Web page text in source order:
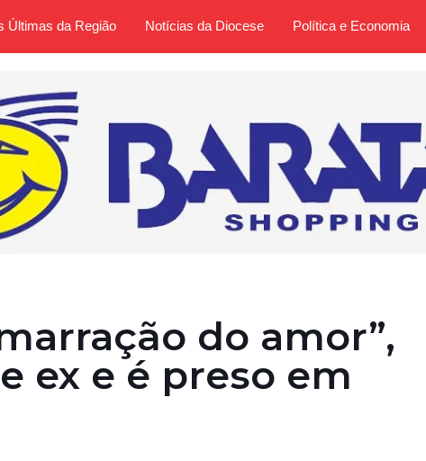
Últimas da Região Notícias da Diocese Política e Economia
do amor”,
ex e é preso em